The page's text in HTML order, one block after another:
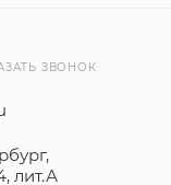
ЗВОНОК
лит.А